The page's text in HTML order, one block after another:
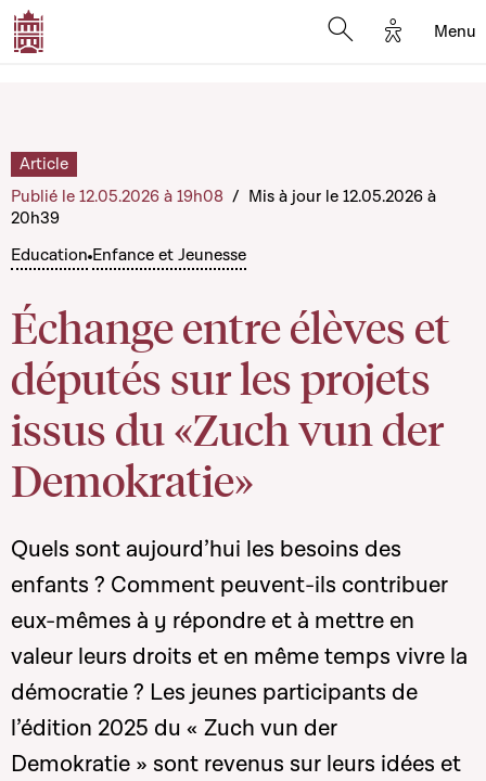
Options
Menu
Education Enfance et Jeunesse
Échange entre élèves et
députés sur les projets
issus du «Zuch vun der
Demokratie»
Article
Publié le 12.05.2026 à 19h08 / Mis à jour le 12.05.2026 à
20h39
Quels sont aujourd’hui les besoins des
enfants ? Comment peuvent-ils contribuer
eux-mêmes à y répondre et à mettre en
valeur leurs droits et en même temps vivre la
démocratie ? Les jeunes participants de
l’édition 2025 du « Zuch vun der
Demokratie » sont revenus sur leurs idées et